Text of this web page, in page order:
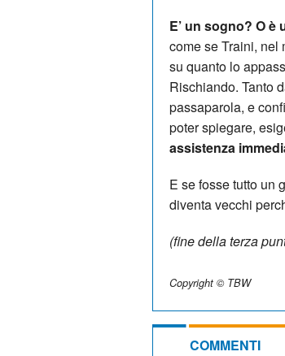
E’ un sogno? O
come se Traini, nel
su quanto lo
Rischiando. Tanto
passaparola, e
poter spiegare,
assistenza
E se fosse tutto un
diventa vecchi
(fine della terza
Copyright © TBW
COMMENTI